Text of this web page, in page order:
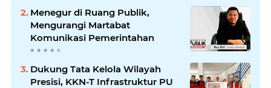
Menegur di Ruang Publik,
Mengurangi Martabat
Komunikasi Pemerintahan
Dukung Tata Kelola Wilayah
Presisi, KKN-T Infrastruktur PU